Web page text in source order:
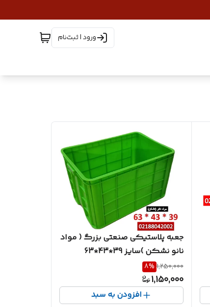
ورود | ثبت‌نام
جعبه پلاستیکی صنعتی بزرگ ( مواد
نانو نشکن )سایز 39*43*63
1,250,000
8%
1,150,000
افزودن به سبد